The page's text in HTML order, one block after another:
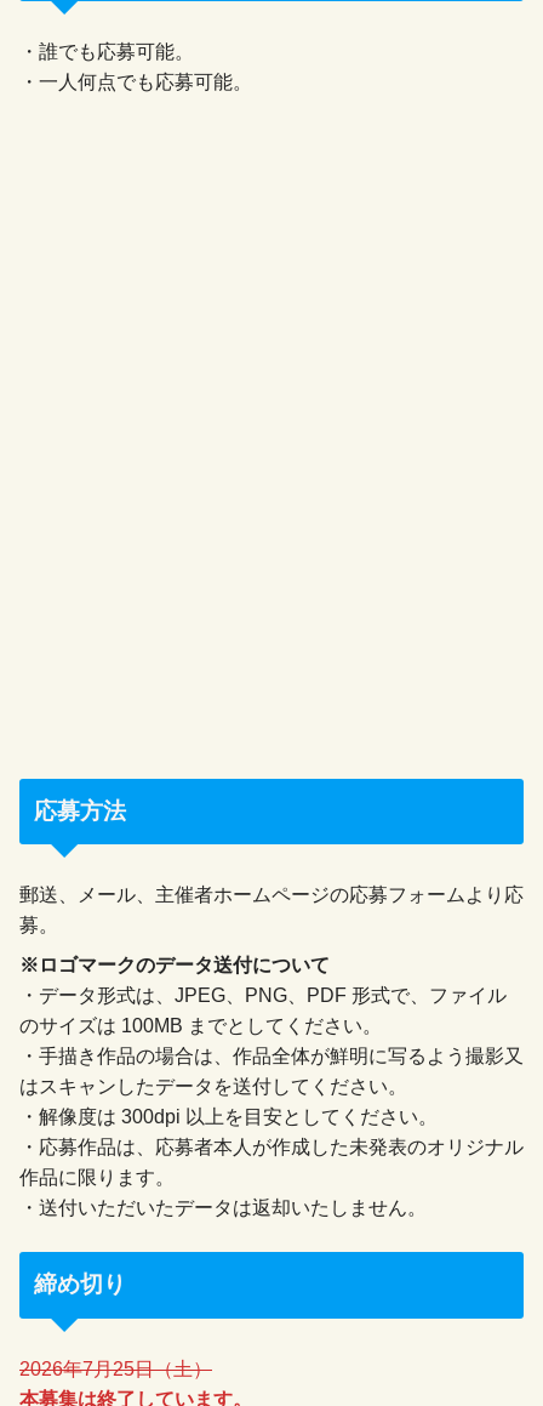
・誰でも応募可能。
・一人何点でも応募可能。
応募方法
郵送、メール、主催者ホームページの応募フォームより応
募。
※ロゴマークのデータ送付について
・データ形式は、JPEG、PNG、PDF 形式で、ファイル
のサイズは 100MB までとしてください。
・手描き作品の場合は、作品全体が鮮明に写るよう撮影又
はスキャンしたデータを送付してください。
・解像度は 300dpi 以上を目安としてください。
・応募作品は、応募者本人が作成した未発表のオリジナル
作品に限ります。
・送付いただいたデータは返却いたしません。
締め切り
2026年7月25日（土）
本募集は終了しています。